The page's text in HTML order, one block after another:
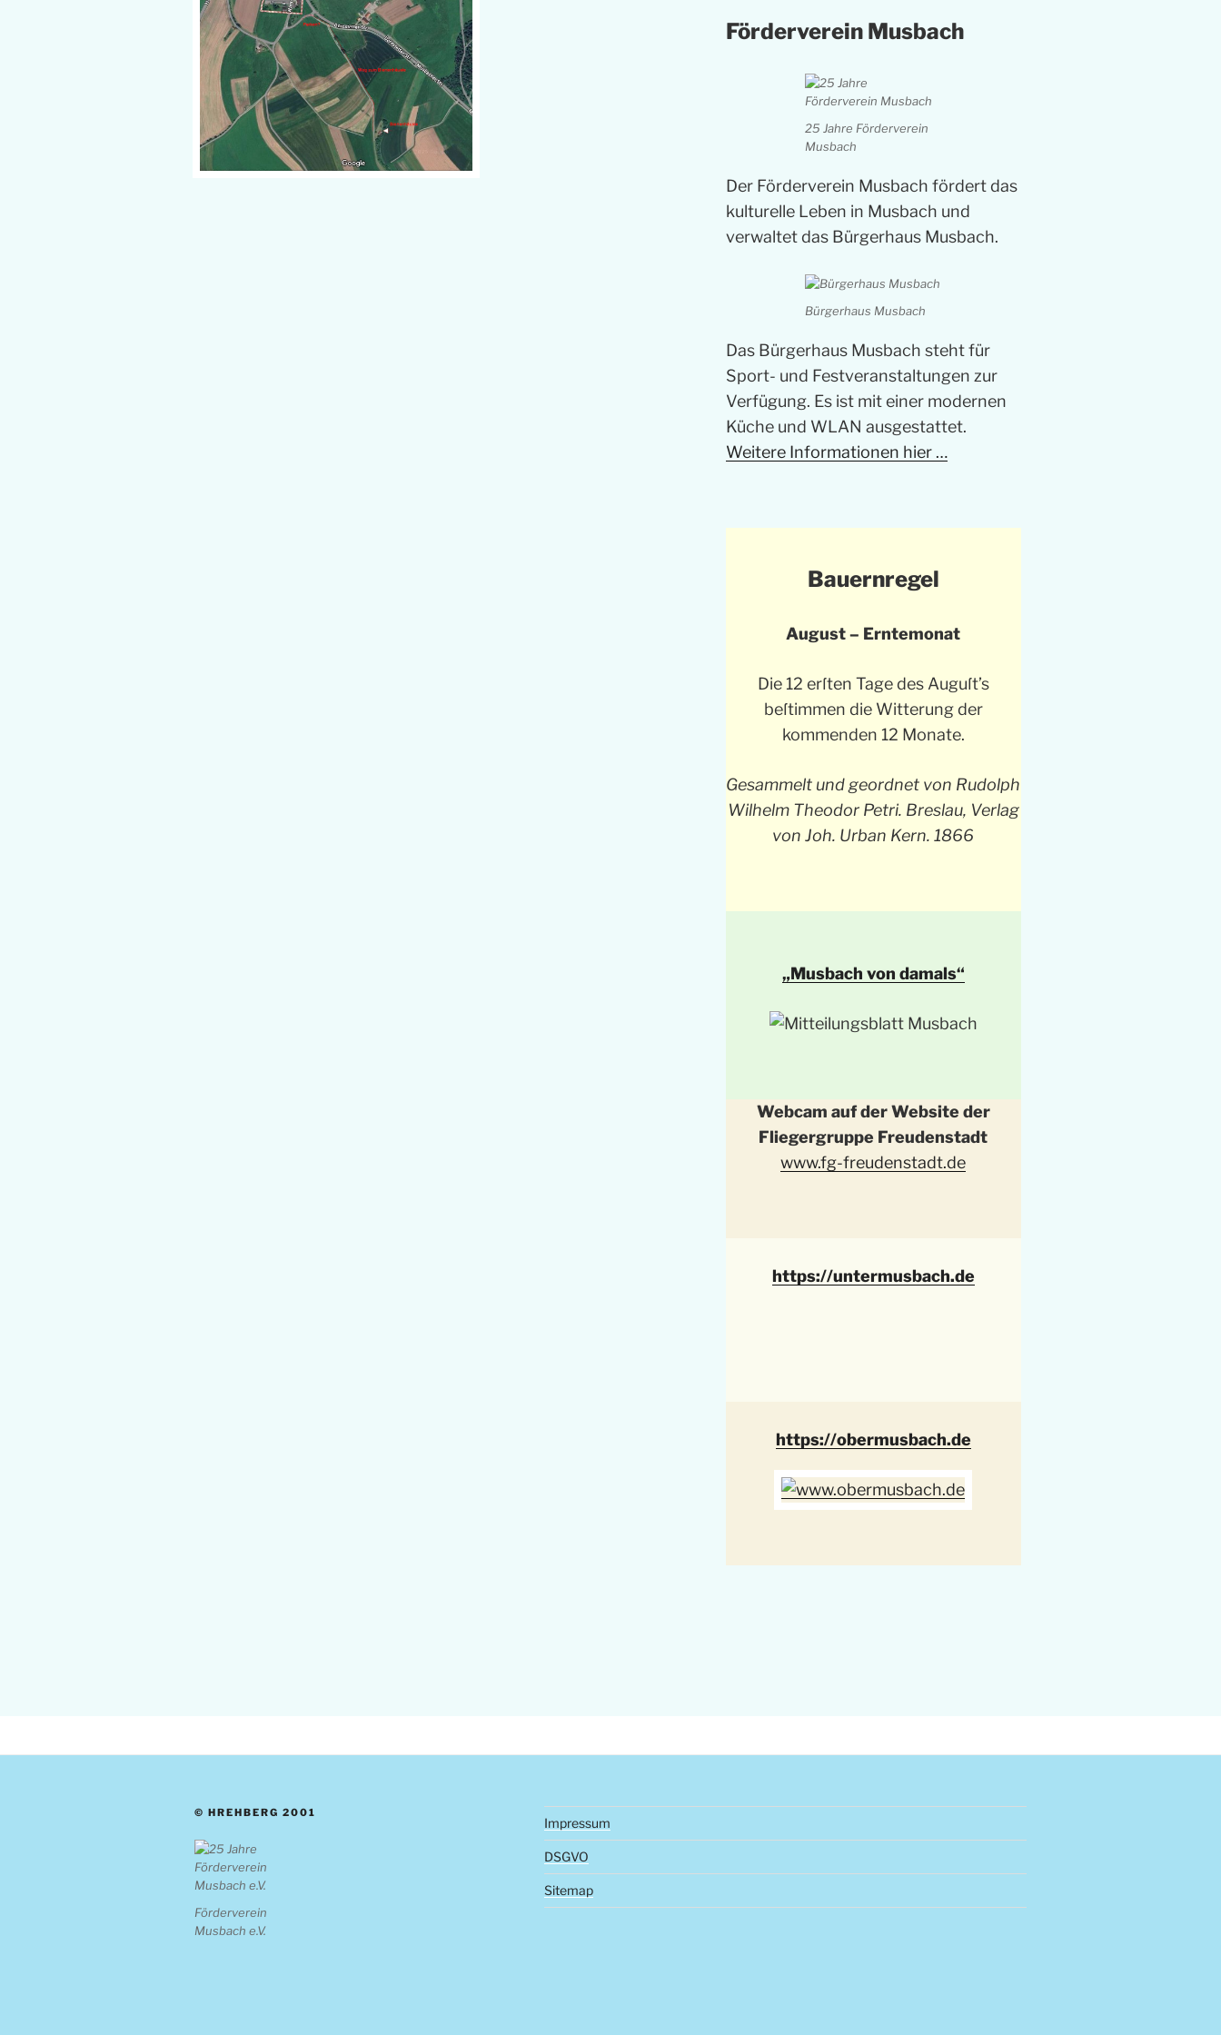
Förderverein Musbach
25 Jahre Förderverein
Musbach
Der Förderverein Musbach fördert das
kulturelle Leben in Musbach und
verwaltet das Bürgerhaus Musbach.
Bürgerhaus Musbach
Das Bürgerhaus Musbach steht für
Sport- und Festveranstaltungen zur
Verfügung. Es ist mit einer modernen
Küche und WLAN ausgestattet.
Weitere Informationen hier …
Bauernregel
August – Erntemonat
Die 12 erſten Tage des Auguſt’s
beſtimmen die Witterung der
kommenden 12 Monate.
Gesammelt und geordnet von Rudolph
Wilhelm Theodor Petri. Breslau, Verlag
von Joh. Urban Kern. 1866
„Musbach von damals“
Webcam auf der Website der
Fliegergruppe Freudenstadt
www.fg-freudenstadt.de
https://untermusbach.de
https://obermusbach.de
© HREHBERG 2001
Förderverein
Musbach e.V.
Impressum
DSGVO
Sitemap